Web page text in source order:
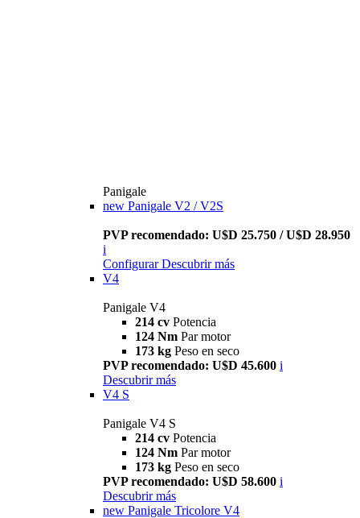
Panigale
new Panigale V2 / V2S
PVP recomendado: U$D 25.750 / U$D 28.950
i
Configurar Descubrir más
V4
Panigale V4
214 cv Potencia
124 Nm Par motor
173 kg Peso en seco
PVP recomendado: U$D 45.600 i
Descubrir más
V4 S
Panigale V4 S
214 cv Potencia
124 Nm Par motor
173 kg Peso en seco
PVP recomendado: U$D 58.600 i
Descubrir más
new Panigale Tricolore V4